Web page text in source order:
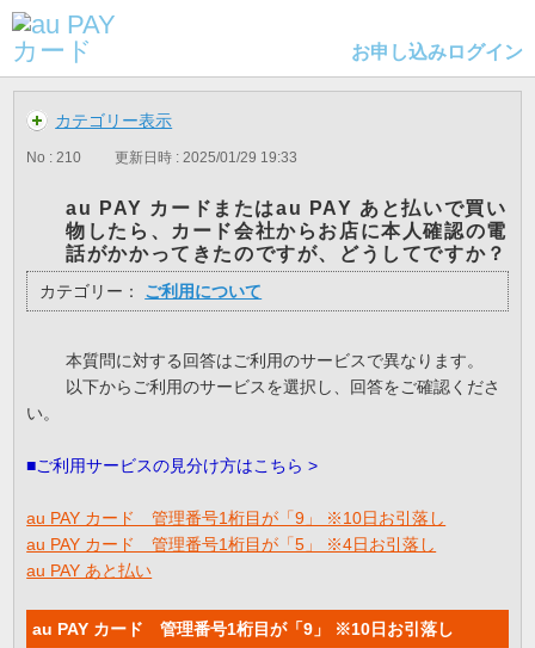
お申し込みログイン
カテゴリー表示
No : 210 更新日時 : 2025/01/29 19:33
au PAY カードまたはau PAY あと払いで買い
物したら、カード会社からお店に本人確認の電
話がかかってきたのですが、どうしてですか？
カテゴリー： ご利用について
本質問に対する回答はご利用のサービスで異なります。
以下からご利用のサービスを選択し、回答をご確認くださ
い。
■ご利用サービスの見分け方はこちら >
au PAY カード 管理番号1桁目が「9」 ※10日お引落し
au PAY カード 管理番号1桁目が「5」 ※4日お引落し
au PAY あと払い
au PAY カード 管理番号1桁目が「9」 ※10日お引落し